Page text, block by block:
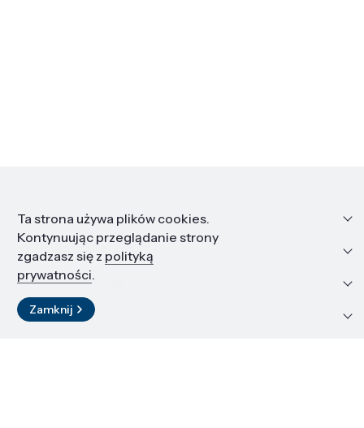
Informacje
Edukacja i kariera
Zasoby i materiały
Kontakt
Ta strona używa plików cookies.
Kontynuując przeglądanie strony
zgadzasz się z polityką
prywatności.
Zamknij